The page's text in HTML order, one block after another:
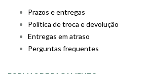
Prazos e entregas
Política de troca e devolução
Entregas em atraso
Perguntas frequentes